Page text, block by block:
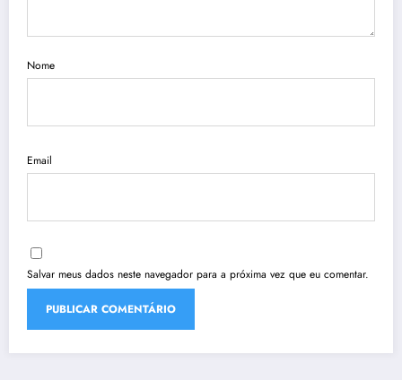
Nome
Email
Salvar meus dados neste navegador para a próxima vez que eu comentar.